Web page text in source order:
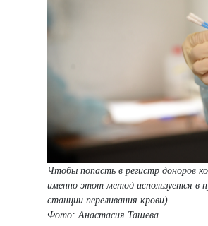
Чтобы попасть в регистр доноров
именно этот метод используется в
станции переливания крови).
Фото: Анастасия Ташева